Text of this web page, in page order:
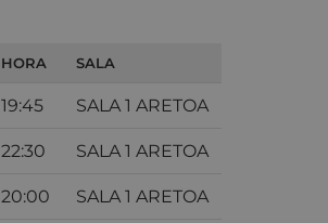
HORA SALA
19:45 SALA 1 ARETOA
22:30 SALA 1 ARETOA
20:00 SALA 1 ARETOA